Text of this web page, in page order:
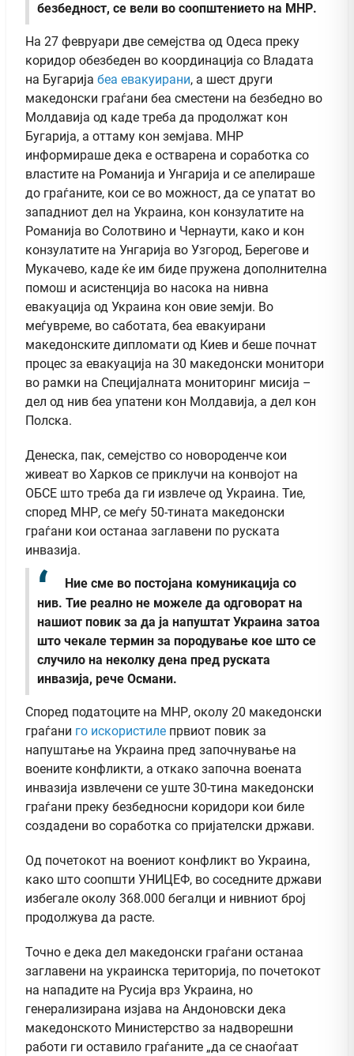
безбедност, се вели во соопштението на МНР.
На 27 февруари две семејства од Одеса преку
коридор обезбеден во координација со Владата
на Бугарија беа евакуирани, а шест други
македонски граѓани беа сместени на безбедно во
Молдавија од каде треба да продолжат кон
Бугарија, а оттаму кон земјава. МНР
информираше дека е остварена и соработка со
властите на Романија и Унгарија и се апелираше
до граѓаните, кои се во можност, да се упатат во
западниот дел на Украина, кон конзулатите на
Романија во Солотвино и Чернаути, како и кон
конзулатите на Унгарија во Узгород, Берегове и
Мукачево, каде ќе им биде пружена дополнителна
помош и асистенција во насока на нивна
евакуација од Украина кон овие земји. Во
меѓувреме, во саботата, беа евакуирани
македонските дипломати од Киев и беше почнат
процес за евакуација на 30 македонски монитори
во рамки на Специјалната мониторинг мисија –
дел од нив беа упатени кон Молдавија, а дел кон
Полска.
Денеска, пак, семејство со новороденче кои
живеат во Харков се приклучи на конвојот на
ОБСЕ што треба да ги извлече од Украина. Тие,
според МНР, се меѓу 50-тината македонски
граѓани кои останаа заглавени по руската
инвазија.
Ние сме во постојана комуникација со
нив. Тие реално не можеле да одговорат на
нашиот повик за да ја напуштат Украина затоа
што чекале термин за породување кое што се
случило на неколку дена пред руската
инвазија, рече Османи.
Според податоците на МНР, околу 20 македонски
граѓани го искористиле првиот повик за
напуштање на Украина пред започнување на
воените конфликти, а откако започна воената
инвазија извлечени се уште 30-тина македонски
граѓани преку безбедносни коридори кои биле
создадени во соработка со пријателски држави.
Од почетокот на воениот конфликт во Украина,
како што соопшти УНИЦЕФ, во соседните држави
избегале околу 368.000 бегалци и нивниот број
продолжува да расте.
Точно е дека дел македонски граѓани останаа
заглавени на украинска територија, по почетокот
на нападите на Русија врз Украина, но
генерализирана изјава на Андоновски дека
македонското Министерство за надворешни
работи ги оставило граѓаните „да се снаоѓаат